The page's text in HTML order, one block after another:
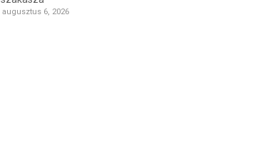
augusztus 6, 2026